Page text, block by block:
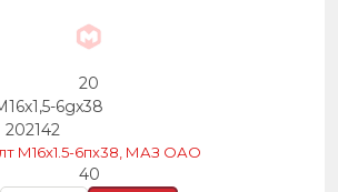
20
6gх38
202142
М16х1.5-6пх38, МАЗ ОАО
40